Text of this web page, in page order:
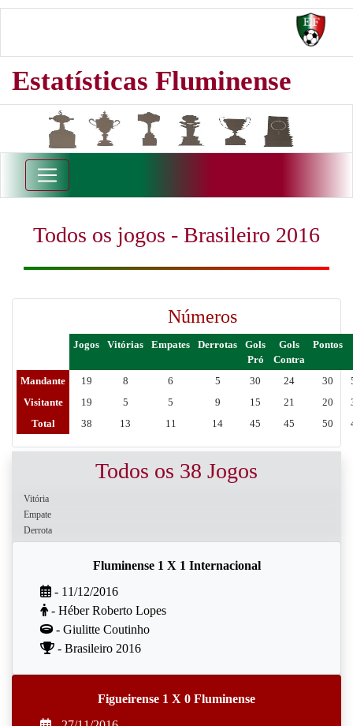
Estatísticas Fluminense
Todos os jogos - Brasileiro 2016
Números
Jogos Vitórias Empates Derrotas
Gols
Pró
Gols
Contra
Pontos
Mandante 19 8 6 5 30 24 30
Visitante
19 5 5 9 15 21 20
Total
38 13 11 14 45 45 50
Todos os 38 Jogos
Vitória
Empate
Derrota
Fluminense 1 X 1 Internacional
- 11/12/2016
- Héber Roberto Lopes
- Giulitte Coutinho
- Brasileiro 2016
Figueirense 1 X 0 Fluminense